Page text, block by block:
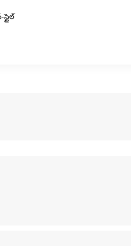
స్టైల్